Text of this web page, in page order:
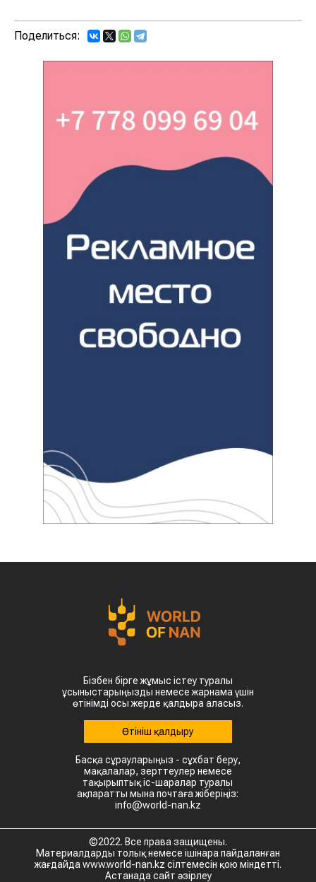
Поделиться:
Бізбен бірге жұмыс істеу туралы
ұсыныстарыңызды немесе жарнама үшін
өтінімді осы жерде қалдыра аласыз.
Өтініш қалдыру
Басқа сұрауларыңыз - сұхбат беру,
мақалалар, зерттеулер немесе
тақырыптық іс-шаралар туралы
ақпаратты мына почтаға жіберіңіз:
info@world-nan.kz
©2022. Все права защищены.
Материалдарды толық немесе ішінара пайдаланған
жағдайда www.world-nan.kz сілтемесін қою міндетті.
Астанада сайт әзірлеу